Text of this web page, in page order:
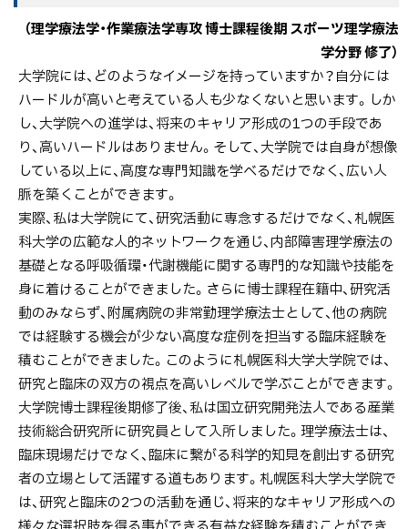
（理学療法学・作業療法学専攻 博士課程後期 スポーツ理学療法
学分野 修了）
大学院には、どのようなイメージを持っていますか？自分には
ハードルが高いと考えている人も少なくないと思います。しか
し、大学院への進学は、将来のキャリア形成の1つの手段であ
り、高いハードルはありません。そして、大学院では自身が想像
している以上に、高度な専門知識を学べるだけでなく、広い人
脈を築くことができます。
実際、私は大学院にて、研究活動に専念するだけでなく、札幌医
科大学の広範な人的ネットワークを通じ、内部障害理学療法の
基礎となる呼吸循環・代謝機能に関する専門的な知識や技能を
身に着けることができました。さらに博士課程在籍中、研究活
動のみならず、附属病院の非常勤理学療法士として、他の病院
では経験する機会が少ない高度な症例を担当する臨床経験を
積むことができました。このように札幌医科大学大学院では、
研究と臨床の双方の視点を高いレベルで学ぶことができます。
大学院博士課程後期修了後、私は国立研究開発法人である産業
技術総合研究所に研究員として入所しました。理学療法士は、
臨床現場だけでなく、臨床に繋がる科学的知見を創出する研究
者の立場として活躍する道もあります。札幌医科大学大学院で
は、研究と臨床の2つの活動を通じ、将来的なキャリア形成への